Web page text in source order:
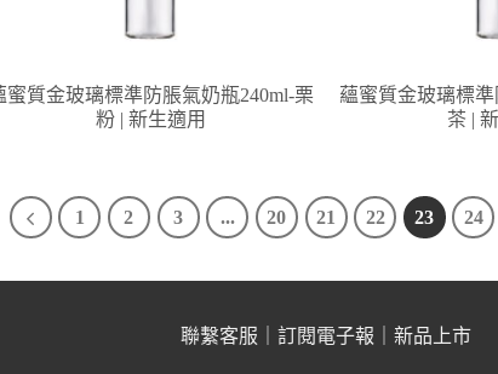
蜜質金玻璃標準防脹氣奶瓶240ml-栗
粉 | 新生適用
蘊蜜質金玻璃標
茶 |
1 2 3 ... 20 21 22 23 24
聯繫客服 訂閱電子報 新品上市